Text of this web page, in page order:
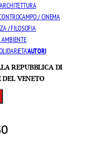
/ CINEMA
/ FILOSOFIA
AMBIENTE
AUTORI
REPUBBLICA DI
VENETO